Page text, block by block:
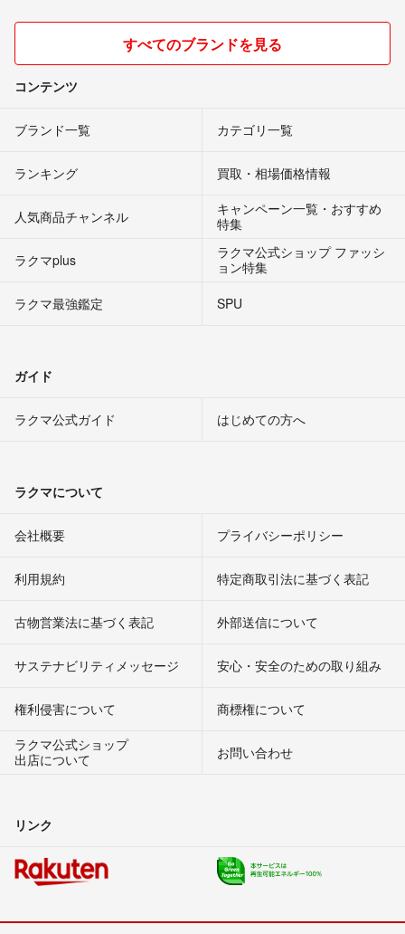
すべてのブランドを見る
コンテンツ
ブランド一覧 カテゴリ一覧
ランキング 買取・相場価格情報
人気商品チャンネル
キャンペーン一覧・おすすめ
特集
ラクマplus
ラクマ公式ショップ ファッシ
ョン特集
ラクマ最強鑑定
SPU
ガイド
ラクマ公式ガイド はじめての方へ
ラクマについて
会社概要 プライバシーポリシー
利用規約 特定商取引法に基づく表記
古物営業法に基づく表記 外部送信について
サステナビリティメッセージ 安心・安全のための取り組み
権利侵害について
商標権について
ラクマ公式ショップ
出店について
お問い合わせ
リンク